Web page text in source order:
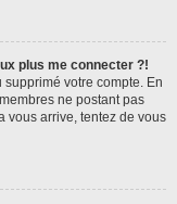
plus me connecter ?!
supprimé votre compte. En
ne postant pas
vous arrive, tentez de vous